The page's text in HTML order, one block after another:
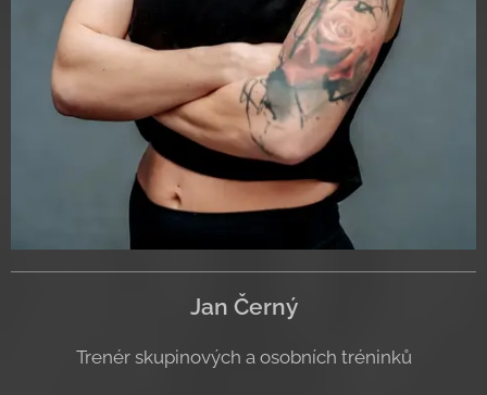
Jan Černý
Trenér skupinových a osobních tréninků